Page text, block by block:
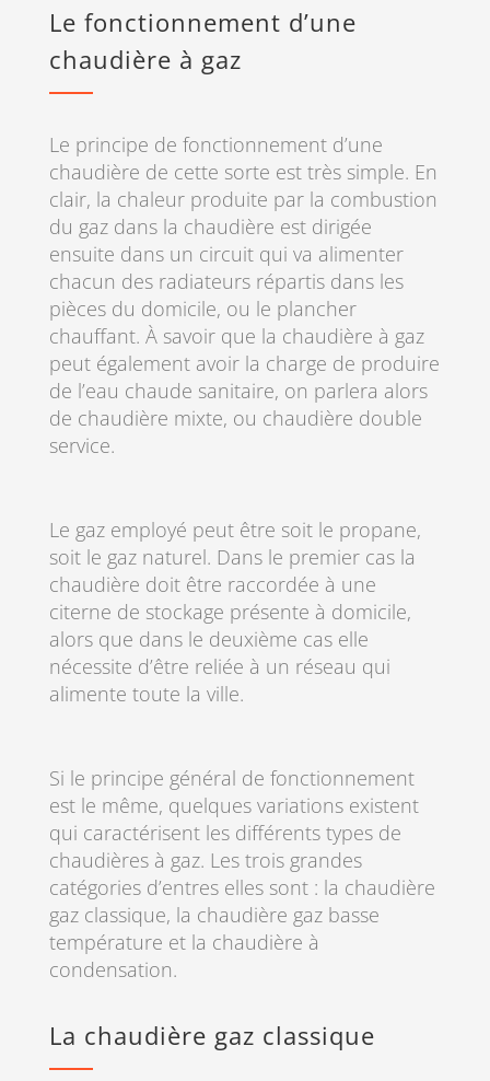
Le fonctionnement d’une
chaudière à gaz
Le principe de fonctionnement d’une
chaudière de cette sorte est très simple. En
clair, la chaleur produite par la combustion
du gaz dans la chaudière est dirigée
ensuite dans un circuit qui va alimenter
chacun des radiateurs répartis dans les
pièces du domicile, ou le plancher
chauffant. À savoir que la chaudière à gaz
peut également avoir la charge de produire
de l’eau chaude sanitaire, on parlera alors
de chaudière mixte, ou chaudière double
service.
Le gaz employé peut être soit le propane,
soit le gaz naturel. Dans le premier cas la
chaudière doit être raccordée à une
citerne de stockage présente à domicile,
alors que dans le deuxième cas elle
nécessite d’être reliée à un réseau qui
alimente toute la ville.
Si le principe général de fonctionnement
est le même, quelques variations existent
qui caractérisent les différents types de
chaudières à gaz. Les trois grandes
catégories d’entres elles sont : la chaudière
gaz classique, la chaudière gaz basse
température et la chaudière à
condensation.
La chaudière gaz classique